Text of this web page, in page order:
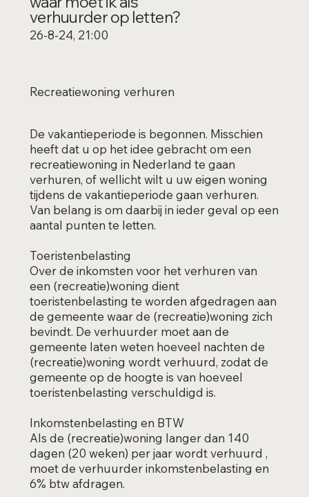
verhuurder op letten?
26-8-24, 21:00
Recreatiewoning verhuren
De vakantieperiode is begonnen. Misschien
heeft dat u op het idee gebracht om een
recreatiewoning in Nederland te gaan
verhuren, of wellicht wilt u uw eigen woning
tijdens de vakantieperiode gaan verhuren.
Van belang is om daarbij in ieder geval op een
aantal punten te letten.
Toeristenbelasting
Over de inkomsten voor het verhuren van
een (recreatie)woning dient
toeristenbelasting te worden afgedragen aan
de gemeente waar de (recreatie)woning zich
bevindt. De verhuurder moet aan de
gemeente laten weten hoeveel nachten de
(recreatie)woning wordt verhuurd, zodat de
gemeente op de hoogte is van hoeveel
toeristenbelasting verschuldigd is.
Inkomstenbelasting en BTW
Als de (recreatie)woning langer dan 140
dagen (20 weken) per jaar wordt verhuurd ,
moet de verhuurder inkomstenbelasting en
6% btw afdragen.